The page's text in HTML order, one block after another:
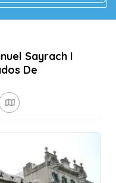
Sayrach I
De